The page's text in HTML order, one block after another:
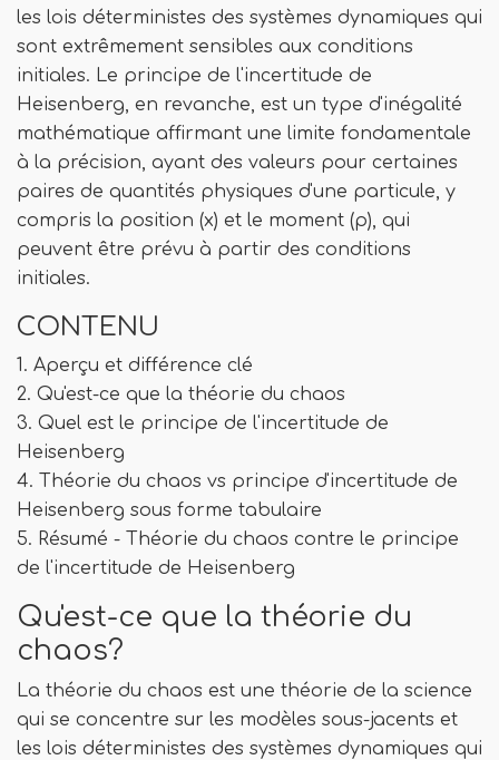
les lois déterministes des systèmes dynamiques qui
sont extrêmement sensibles aux conditions
initiales. Le principe de l'incertitude de
Heisenberg, en revanche, est un type d'inégalité
mathématique affirmant une limite fondamentale
à la précision, ayant des valeurs pour certaines
paires de quantités physiques d'une particule, y
compris la position (x) et le moment (p), qui
peuvent être prévu à partir des conditions
initiales.
CONTENU
1. Aperçu et différence clé
2. Qu'est-ce que la théorie du chaos
3. Quel est le principe de l'incertitude de
Heisenberg
4. Théorie du chaos vs principe d'incertitude de
Heisenberg sous forme tabulaire
5. Résumé - Théorie du chaos contre le principe
de l'incertitude de Heisenberg
Qu'est-ce que la théorie du
chaos?
La théorie du chaos est une théorie de la science
qui se concentre sur les modèles sous-jacents et
les lois déterministes des systèmes dynamiques qui